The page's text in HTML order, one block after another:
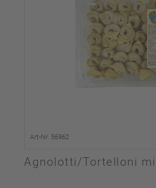
Art-Nr. 56962
Agnolotti/Tortelloni